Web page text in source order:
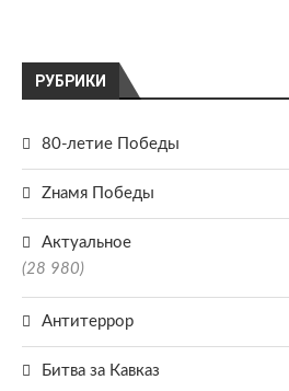
РУБРИКИ
80-летие Победы
Zнамя Победы
Актуальное
(28 980)
Антитеррор
Битва за Кавказ